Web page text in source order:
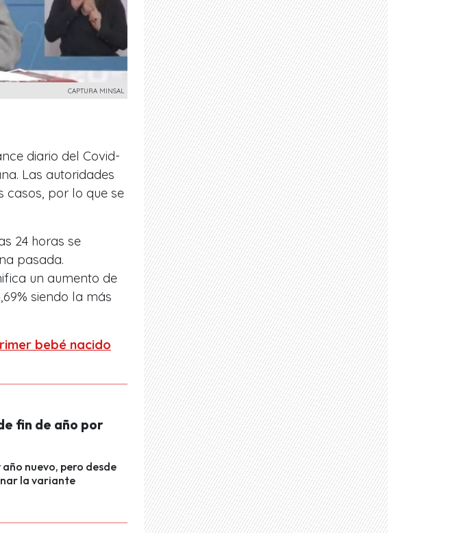
CAPTURA MINSAL
diario del Covid-
Las autoridades
casos, por lo que se
24 horas se
pasada.
un aumento de
siendo la más
bebé nacido
fin de año por
nuevo, pero desde
la variante